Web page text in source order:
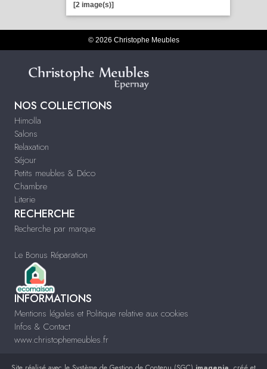
[2 image(s)]
© 2026 Christophe Meubles
NOS COLLECTIONS
Himolla
Salons
Relaxation
Séjour
Petits meubles & Déco
Chambre
Literie
RECHERCHE
Recherche par marque
Le Bonus Réparation
INFORMATIONS
Mentions légales et Politique relative aux cookies
Infos & Contact
www.christophemeubles.fr